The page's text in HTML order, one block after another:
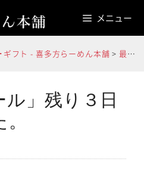
メニュー
ギフト - 喜多方らーめん本舗 > 最新情報
ル」残り３日